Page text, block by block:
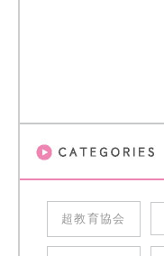
超教育協会